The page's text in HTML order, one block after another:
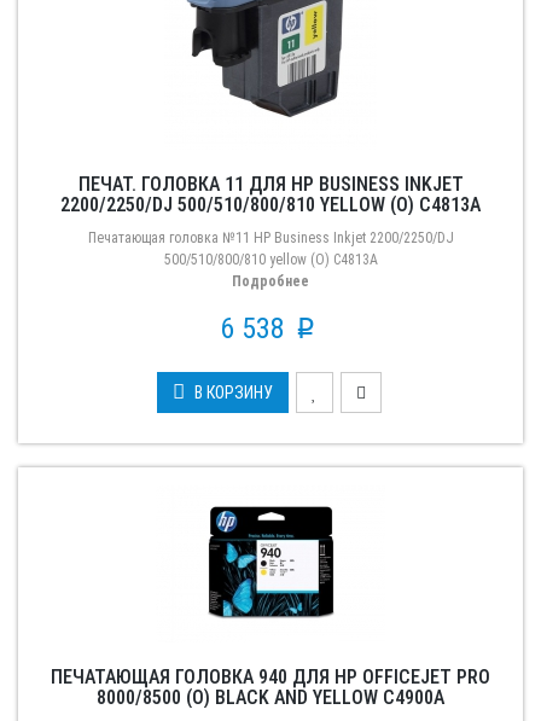
ПЕЧАТ. ГОЛОВКА 11 ДЛЯ HP BUSINESS INKJET
2200/2250/DJ 500/510/800/810 YELLOW (О) C4813A
Печатающая головка №11 HP Business Inkjet 2200/2250/DJ
500/510/800/810 yellow (О) C4813A
Подробнее
6 538 p
В КОРЗИНУ
ПЕЧАТАЮЩАЯ ГОЛОВКА 940 ДЛЯ HP OFFICEJET PRO
8000/8500 (О) BLACK AND YELLOW C4900A